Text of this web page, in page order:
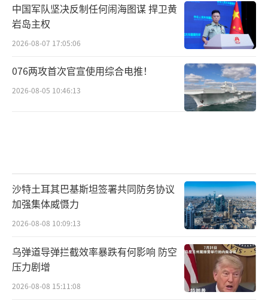
中国军队坚决反制任何闹海图谋 捍卫黄
岩岛主权
2026-08-07 17:05:06
076两攻首次官宣使用综合电推！
2026-08-05 10:46:13
沙特土耳其巴基斯坦签署共同防务协议
加强集体威慑力
2026-08-08 10:09:13
乌弹道导弹拦截效率暴跌有何影响 防空
压力剧增
2026-08-08 15:11:08